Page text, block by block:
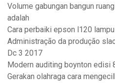
Volume gabungan bangun
adalah
Cara perbaiki epson l120
Administração da produção
Dc 3 2017
Modern auditing boynton edisi
Gerakan olahraga cara